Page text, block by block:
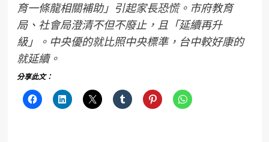
育一條龍相關補助」引起家長恐慌。市府教育
局、社會局澄清不但不廢止，且「延續再升
級」。中央優的就比照中央標準，台中較好康的
就延續。
分享此文：